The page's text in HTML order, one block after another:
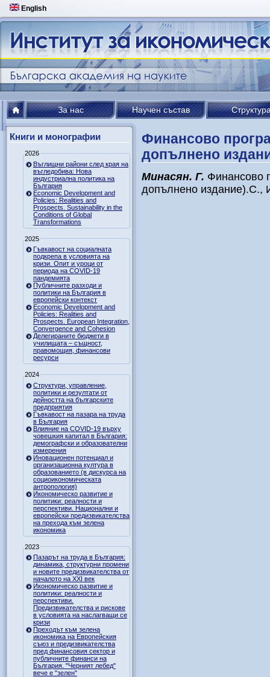
English
За нас Научен състав
Книги и монографии
2026
Въглищни райони след края на
въгледобива: Нова
индустриална политика на
България
Economic Development and
Policies: Realities and
Prospects. Sustainability in the
Conditions of Global
Transformations
2025
Гъвкавост на социалната
подкрепа в условията на
кризи. Опит и уроци от
периода на COVID-19
пандемията
Публичните разходи и
политики на България в
европейски контекст
Economic Development and
Policies: Realities and
Prospects. European Integration,
Convergence and Cohesion
Делегираните бюджети в
училищата – същност,
правомощия, финансови
ресурси
2024
Структури, управление,
политики и резултати от
дейността на българските
предприятия
Гъвкавост на пазара на труда
в България
Влияние на COVID-19 върху
човешкия капитал в България:
демографски и образователни
измерения
Иновационен потенциал и
организационна култура в
образованието (в дискурса на
социоикономическата
антропология)
Икономическо развитие и
политики: реалности и
перспективи. Национални и
европейски предизвикателства
на прехода към зелена
икономика
2023
Пазарът на труда в България:
динамика, структурни промени
и новите предизвикателства от
началото на XXI век
Икономическо развитие и
политики: реалности и
перспективи.
Предизвикателства и рискове
в условията на наслагващи се
кризи
Преходът към зелена
икономика на Европейския
съюз и предизвикателства
пред финансовия сектор и
публичните финанси на
България. "Черният лебед"
вече е "зелен"
Финансово
допълнено
Минасян. Г. Финансово
допълнено издание).С.,